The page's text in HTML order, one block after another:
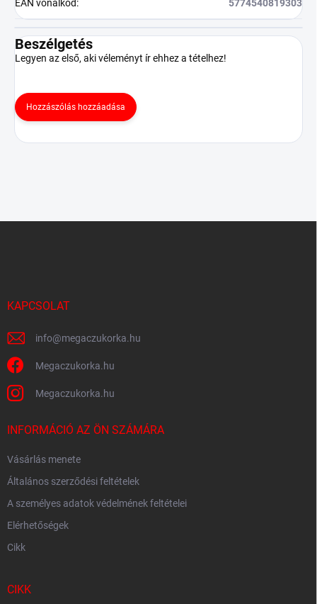
EAN vonalkód: 5774540819303
Beszélgetés
Legyen az első, aki véleményt ír ehhez a tételhez!
Hozzászólás hozzáadása
KAPCSOLAT
info@megaczukorka.hu
Megaczukorka.hu
Megaczukorka.hu
INFORMÁCIÓ AZ ÖN SZÁMÁRA
Vásárlás menete
Általános szerződési feltételek
A személyes adatok védelmének feltételei
Elérhetőségek
Cikk
CIKK